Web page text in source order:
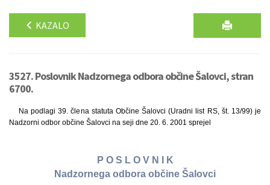
KAZALO
3527. Poslovnik Nadzornega odbora občine Šalovci, stran
6700.
Na podlagi 39. člena statuta Občine Šalovci (Uradni list RS, št. 13/99) je
Nadzorni odbor občine Šalovci na seji dne 20. 6. 2001 sprejel
P O S L O V N I K
Nadzornega odbora občine Šalovci